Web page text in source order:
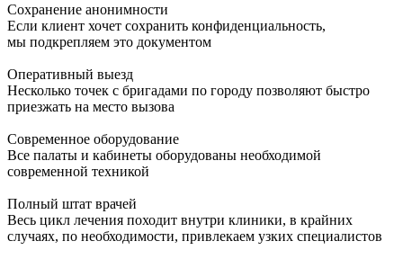
Сохранение анонимности
Если клиент хочет сохранить конфиденциальность,
мы подкрепляем это документом
Оперативный выезд
Несколько точек с бригадами по городу позволяют быстро
приезжать на место вызова
Современное оборудование
Все палаты и кабинеты оборудованы необходимой
современной техникой
Полный штат врачей
Весь цикл лечения походит внутри клиники, в крайних
случаях, по необходимости, привлекаем узких специалистов